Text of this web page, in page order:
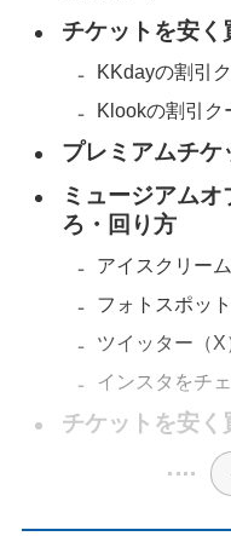
チケットを安く
KKdayの割引
Klookの割引ク
プレミアムチ
ミュージアム
ろ・回り方
アイスクリー
フォトスポッ
ツイッター（
インスタをチ
チケットを安く